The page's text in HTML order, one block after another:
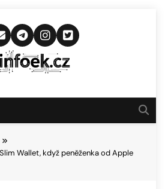
Novinkám
Slim Wallet, když peněženka od Apple